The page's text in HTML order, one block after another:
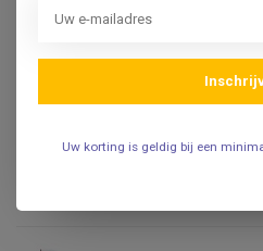
60x30mm - 100st.
Alcoholdoekjes -
Uw korting is geldig bij een